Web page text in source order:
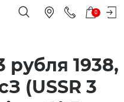
0
1938,
(USSR 3